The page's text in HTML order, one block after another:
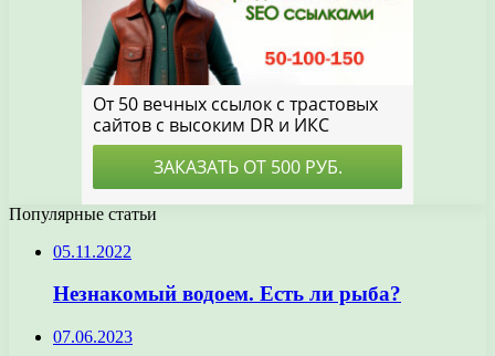
Популярные статьи
05.11.2022
Незнакомый водоем. Есть ли рыба?
07.06.2023